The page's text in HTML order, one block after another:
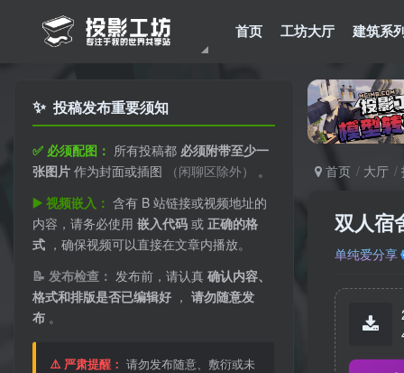
首页 工坊大厅 建筑系
✨ 投稿发布重要须知
✅ 必须配图： 所有投稿都 必须附带至少一
张图片 作为封面或插图 （闲聊区除外） 。
▶️ 视频嵌入： 含有 B 站链接或视频地址的
内容，请务必使用 嵌入代码 或 正确的格
式 ，确保视频可以直接在文章内播放。
📝 发布检查： 发布前，请认真 确认内容、
格式和排版是否已编辑好 ， 请勿随意发
布 。
⚠️ 严肃提醒： 请勿发布随意、敷衍或未
首页 大厅
双人宿
单纯爱分享